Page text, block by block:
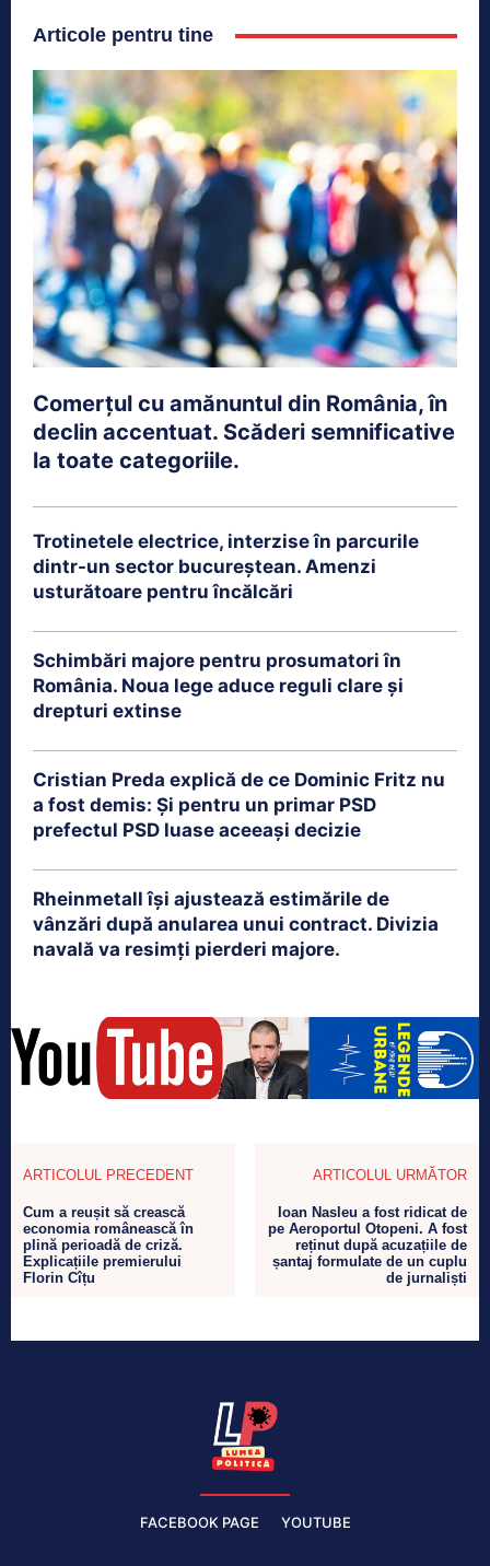
Articole pentru tine
Comerțul cu amănuntul din România, în
declin accentuat. Scăderi semnificative
la toate categoriile.
Trotinetele electrice, interzise în parcurile
dintr-un sector bucureștean. Amenzi
usturătoare pentru încălcări
Schimbări majore pentru prosumatori în
România. Noua lege aduce reguli clare și
drepturi extinse
Cristian Preda explică de ce Dominic Fritz nu
a fost demis: Și pentru un primar PSD
prefectul PSD luase aceeași decizie
Rheinmetall își ajustează estimările de
vânzări după anularea unui contract. Divizia
navală va resimți pierderi majore.
ARTICOLUL PRECEDENT
Cum a reușit să crească
economia românească în
plină perioadă de criză.
Explicațiile premierului
Florin Cîțu
ARTICOLUL URMĂTOR
Ioan Nasleu a fost ridicat de
pe Aeroportul Otopeni. A fost
reținut după acuzațiile de
șantaj formulate de un cuplu
de jurnaliști
FACEBOOK PAGE YOUTUBE